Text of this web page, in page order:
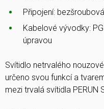
Připojení:
Kabelové vývodky:
úpravou
Svítidlo netrvalého
určeno svou funkcí a
mezi trvalá svítidla PERUN